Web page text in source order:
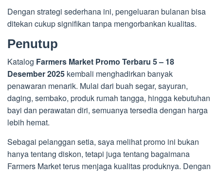
Dengan strategi sederhana ini, pengeluaran bulanan bisa
ditekan cukup signifikan tanpa mengorbankan kualitas.
Penutup
Katalog Farmers Market Promo Terbaru 5 – 18
Desember 2025 kembali menghadirkan banyak
penawaran menarik. Mulai dari buah segar, sayuran,
daging, sembako, produk rumah tangga, hingga kebutuhan
bayi dan perawatan diri, semuanya tersedia dengan harga
lebih hemat.
Sebagai pelanggan setia, saya melihat promo ini bukan
hanya tentang diskon, tetapi juga tentang bagaimana
Farmers Market terus menjaga kualitas produknya. Dengan